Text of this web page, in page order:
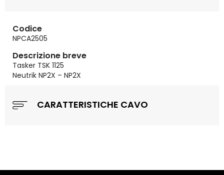
Codice
NPCA2505
Descrizione breve
Tasker TSK 1125
Neutrik NP2X – NP2X
CARATTERISTICHE CAVO